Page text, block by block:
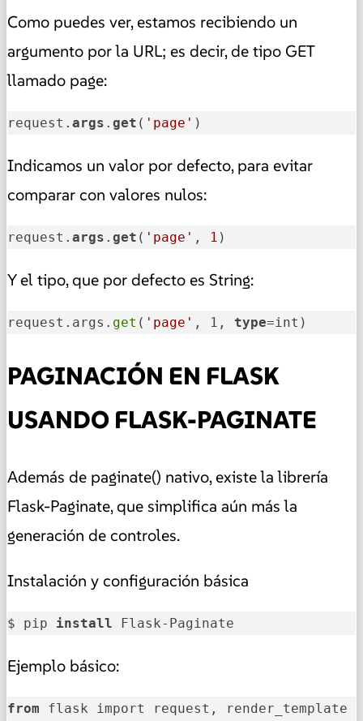
Como puedes ver, estamos recibiendo un
argumento por la URL; es decir, de tipo GET
llamado page:
request. args . get ( 'page' )
Indicamos un valor por defecto, para evitar
comparar con valores nulos:
request. args . get ( 'page' , 1 )
Y el tipo, que por defecto es String:
request.args. get ( 'page' , 1, type=int)
PAGINACIÓN EN FLASK
USANDO FLASK-PAGINATE
Además de paginate() nativo, existe la librería
Flask-Paginate, que simplifica aún más la
generación de controles.
Instalación y configuración básica
$ pip install Flask-Paginate
Ejemplo básico:
from